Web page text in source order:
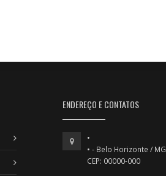
ENDEREÇO E CONTATOS
•
• - Belo Horizonte / MG
CEP: 00000-000